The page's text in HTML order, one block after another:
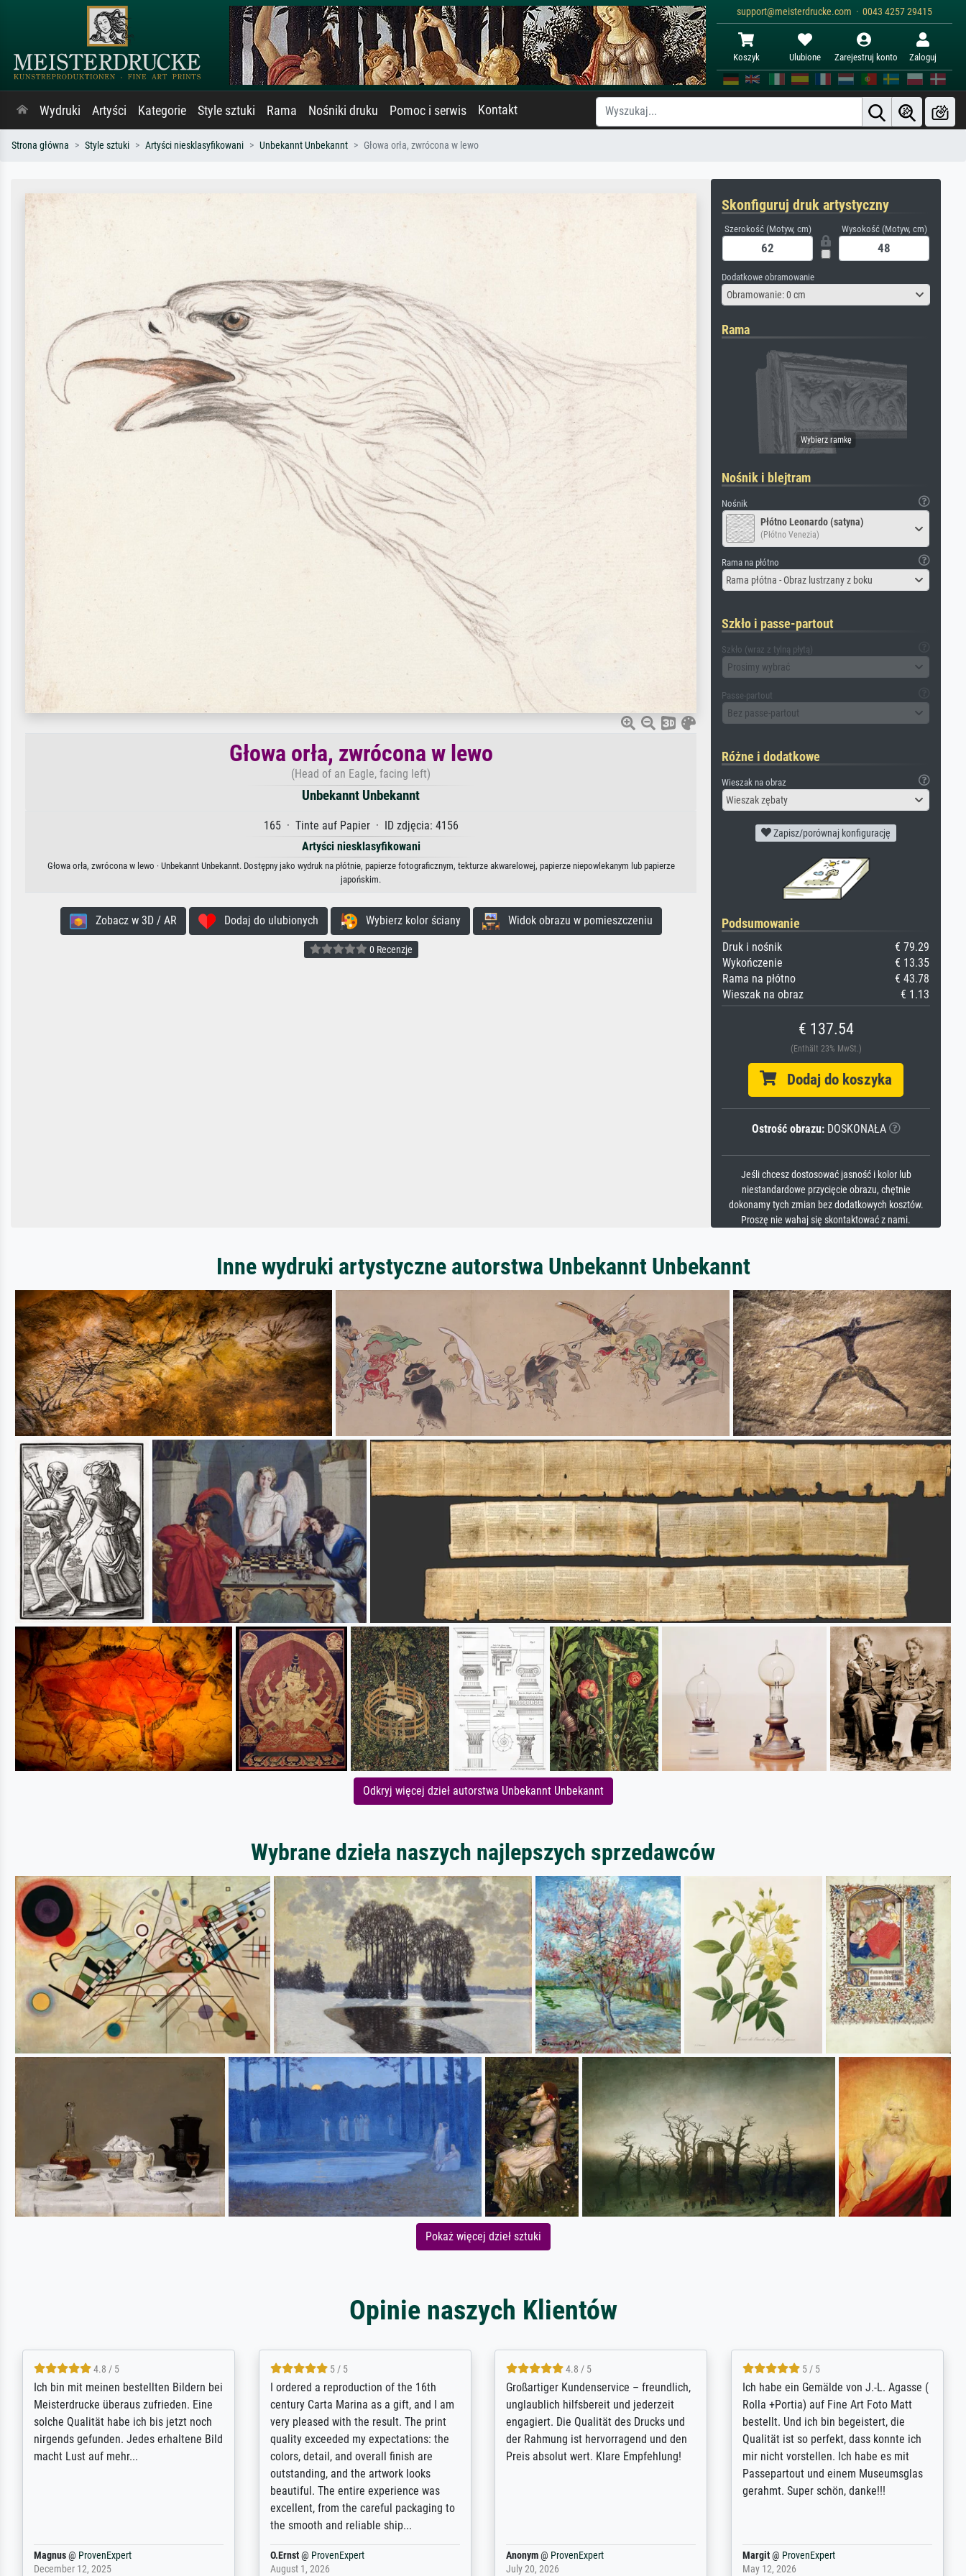
support@meisterdrucke.com · 0043 4257 29415
Koszyk Ulubione Zarejestruj konto Zaloguj
Wydruki Artyści Kategorie Style sztuki Rama Nośniki druku Pomoc i serwis Kontakt
Strona główna Style sztuki Artyści niesklasyfikowani Unbekannt Unbekannt Głowa orła, zwrócona w lewo
Głowa orła, zwrócona w lewo
(Head of an Eagle, facing left)
Unbekannt Unbekannt
165 · Tinte auf Papier · ID zdjęcia: 4156
Artyści niesklasyfikowani
Głowa orła, zwrócona w lewo · Unbekannt Unbekannt. Dostępny jako wydruk na płótnie, papierze fotograficznym, tekturze akwarelowej, papierze niepowlekanym lub papierze
japońskim.
Zobacz w 3D / AR Dodaj do ulubionych Wybierz kolor ściany Widok obrazu w pomieszczeniu
0 Recenzje
Skonfiguruj druk artystyczny
Szerokość (Motyw, cm) Wysokość (Motyw, cm)
Dodatkowe obramowanie
Obramowanie: 0 cm
Rama
Nośnik i blejtram
Nośnik
Płótno Leonardo (satyna)
(Płótno Venezia)
Rama na płótno
Rama płótna - Obraz lustrzany z boku
Szkło i passe-partout
Szkło (wraz z tylną płytą)
Prosimy wybrać
Passe-partout
Bez passe-partout
Różne i dodatkowe
Wieszak na obraz
Wieszak zębaty
Zapisz/porównaj konfigurację
Podsumowanie
Druk i nośnik
€ 79.29
Wykończenie
€ 13.35
Rama na płótno
€ 43.78
Wieszak na obraz
€ 1.13
€ 137.54
(Enthält 23% MwSt.)
Dodaj do koszyka
Ostrość obrazu:DOSKONAŁA
Jeśli chcesz dostosować jasność i kolor lub
niestandardowe przycięcie obrazu, chętnie
dokonamy tych zmian bez dodatkowych kosztów.
Proszę nie wahaj się skontaktować z nami.
Inne wydruki artystyczne autorstwa Unbekannt Unbekannt
Odkryj więcej dzieł autorstwa Unbekannt Unbekannt
Wybrane dzieła naszych najlepszych sprzedawców
Pokaż więcej dzieł sztuki
Opinie naszych Klientów
5 / 5
Rundum positive Erfahrung. Die
Ausführung des Auftrags hat eine Weile
gedauert, die angekündigte Lieferzeit
wurde aber letztlich sogar etwas
unterschritten. Die Qualität des Papiers
Dr.@ProvenExpert
February 3, 2026
5 / 5
The team at Meisterdrucke strives to
meet its clients demands, and provides
expert advice on how to obtain the best
results for the prints requested by the
client. The company has a vast
repertoire of prints to choose from, and
will provide excellent service also with
regards to prints which are not in that
repertoire. Highly recommended!
Anonym@ProvenExpert
April 22, 2026
5 / 5
Outstanding quality and customer
support. - the quality of the printing is
excellent and difficult to distinguish
from the real thing; it will be my go-to
for high-quality art prints from now on -
Anonym@ ProvenExpert
January 12, 2026
4.8 / 5
Qualité absolument irréprochable.
Extraordinaire diversité des thèmes
abordés et personnalisation des
demandes (recadrage, réajustement des
couleurs). Relation clientèle parfaite.
Transport, réception sans aucun
problème. Merci à toute l'équipe ! Hervé
Anonym@ProvenExpert
March 31, 2025